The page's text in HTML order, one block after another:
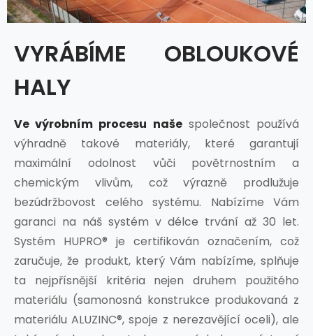
VYRÁBÍME OBLOUKOVÉ
HALY
Ve výrobním procesu našespolečnost používá
výhradně takové materiály, které garantují
maximální odolnost vůči povětrnostním a
chemickým vlivům, což výrazně prodlužuje
bezúdržbovost celého systému. Nabízíme Vám
garanci na náš systém v délce trvání až 30 let.
Systém HUPRO® je certifikován označením, což
zaručuje, že produkt, který Vám nabízíme, splňuje
ta nejpřísnější kritéria nejen druhem použitého
materiálu (samonosná konstrukce produkovaná z
materiálu ALUZINC®, spoje z nerezavějící oceli), ale